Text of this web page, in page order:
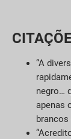
“A
negro…
apenas
brancos